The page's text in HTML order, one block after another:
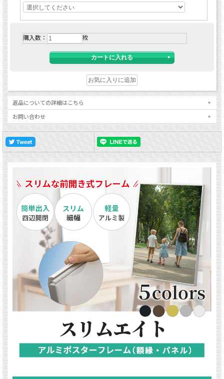
購入数： 枚
返品についての詳細はこちら
お問い合わせ